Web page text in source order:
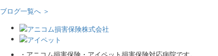
ブログ一覧へ ＞